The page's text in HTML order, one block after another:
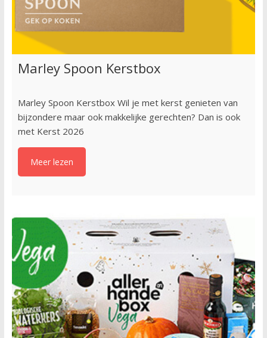
Marley Spoon Kerstbox
Marley Spoon Kerstbox Wil je met kerst genieten van
bijzondere maar ook makkelijke gerechten? Dan is ook
met Kerst 2026
Meer lezen